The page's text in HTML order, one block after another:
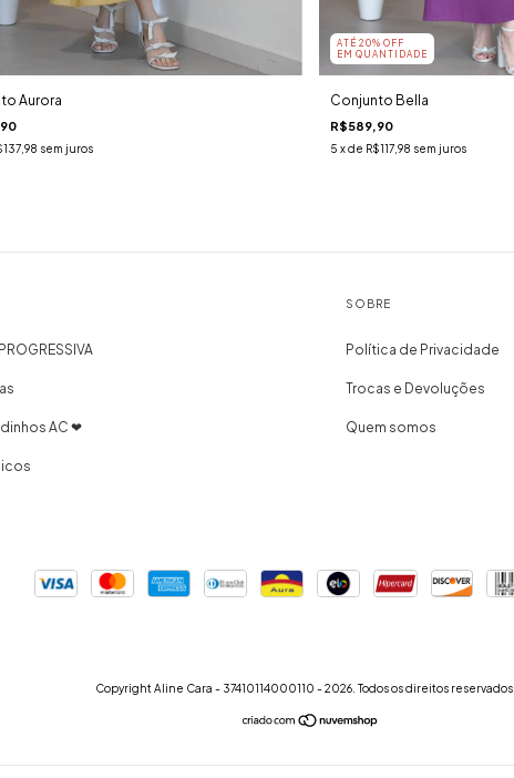
Aurora
sem juros
ATÉ 20% OFF
EM QUANTIDADE
Conjunto Bella
R$589,90
5 x de R$117,98 sem juros
AC ❤
SOBRE
Política de Privacidade
Trocas e Devoluções
Quem somos
Copyright Aline Cara - 37410114000110 - 2026. Todos os direitos reservados.